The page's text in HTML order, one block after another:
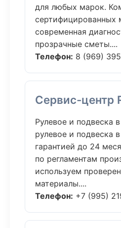
для любых марок.
сертифицированных
современная
прозрачные сметы....
Телефон: 8 (969)
Сервис-центр
Рулевое и подвеска
рулевое и подвеска
гарантией до 24
по регламентам
используем
материалы....
Телефон: +7 (995)